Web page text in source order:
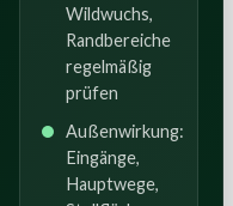
Wildwuchs,
Randbereiche
regelmäßig
prüfen
Außenwirkung:
Eingänge,
Hauptwege,